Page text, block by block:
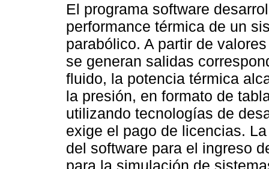
El programa software
performance térmica de un
parabólico. A partir de
se generan salidas
fluido, la potencia térmica
la presión, en formato de
utilizando tecnologías de
exige el pago de licencias.
del software para el ingreso
para la simulación de